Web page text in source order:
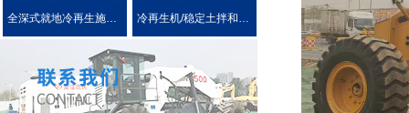
全深式就地冷再生施工中所使用的机械设施设备 冷再生机/稳定土拌和机主要用于哪些作业?